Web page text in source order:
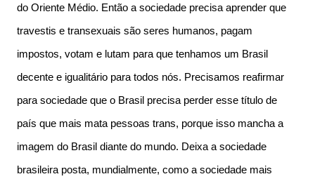
do Oriente Médio. Então a sociedade precisa aprender que
travestis e transexuais são seres humanos, pagam
impostos, votam e lutam para que tenhamos um Brasil
decente e igualitário para todos nós. Precisamos reafirmar
para sociedade que o Brasil precisa perder esse título de
país que mais mata pessoas trans, porque isso mancha a
imagem do Brasil diante do mundo. Deixa a sociedade
brasileira posta, mundialmente, como a sociedade mais